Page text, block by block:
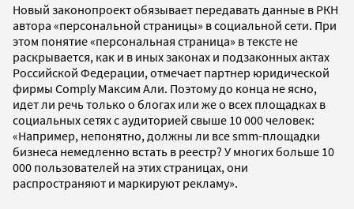
Новый законопроект обязывает передавать данные в РКН
автора «персональной страницы» в социальной сети. При
этом понятие «персональная страница» в тексте не
раскрывается, как и в иных законах и подзаконных актах
Российской Федерации, отмечает партнер юридической
фирмы Comply Максим Али. Поэтому до конца не ясно,
идет ли речь только о блогах или же о всех площадках в
социальных сетях с аудиторией свыше 10 000 человек:
«Например, непонятно, должны ли все smm-площадки
бизнеса немедленно встать в реестр? У многих больше 10
000 пользователей на этих страницах, они
распространяют и маркируют рекламу».